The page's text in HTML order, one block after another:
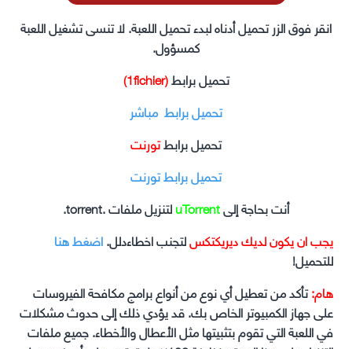
انقر فوق الزر تحميل أدناه لبدء تحميل اللعبة. لا تنسى تشغيل اللعبة
كمسؤول.
تحميل برابط(1fichier)
تحميل برابط مباشر
تحميل برابطتورنت
تحميل برابط تورنت
أنت بحاجة إلىuTorrentلتنزيل ملفات .torrent.
يجب ان يكون لديك ديريكتكسلتجنب اخطاءدلل.اضغط هنا
للتحميل!
هام:تأكد من تعطيل أي نوع من أنواع برامج مكافحة الفيروسات
على جهاز الكمبيوتر الخاص بك. قد يؤدي ذلك إلى حدوث مشكلات
في اللعبة التي تقوم بتثبيتها مثل الأعطال والأخطاء. جميع ملفات